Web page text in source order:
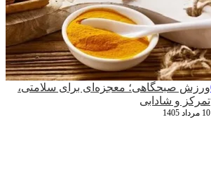
ورزش صبحگاهی؛ معجزه‌ای برای سلامتی،
تمرکز و شادابی
10 مرداد 1405